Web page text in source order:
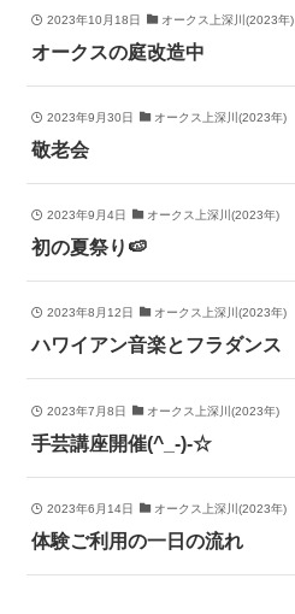
2023年10月18日 オークス上深川(2023年)
オークスの庭改造中
2023年9月30日 オークス上深川(2023年)
敬老会
2023年9月4日 オークス上深川(2023年)
初の夏祭り🍉
2023年8月12日 オークス上深川(2023年)
ハワイアン音楽とフラダンス
2023年7月8日 オークス上深川(2023年)
手芸講座開催(^_-)-☆
2023年6月14日 オークス上深川(2023年)
体験ご利用の一日の流れ